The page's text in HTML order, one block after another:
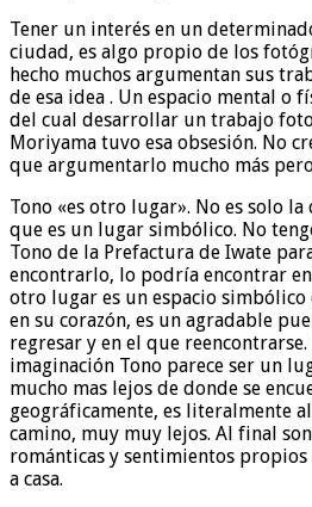
Tener un interés en un
ciudad, es algo propio de los
hecho muchos argumentan sus
de esa idea . Un espacio mental o
del cual desarrollar un trabajo
Moriyama tuvo esa obsesión. No
que argumentarlo mucho más
Tono «es otro lugar». No es solo
que es un lugar simbólico. No
Tono de la Prefactura de Iwate
encontrarlo, lo podría encontrar en
otro lugar es un espacio simbólico
en su corazón, es un agradable
regresar y en el que reencontrarse.
imaginación Tono parece ser un
mucho mas lejos de donde se
geográficamente, es literalmente
camino, muy muy lejos. Al final
románticas y sentimientos propios
a casa.